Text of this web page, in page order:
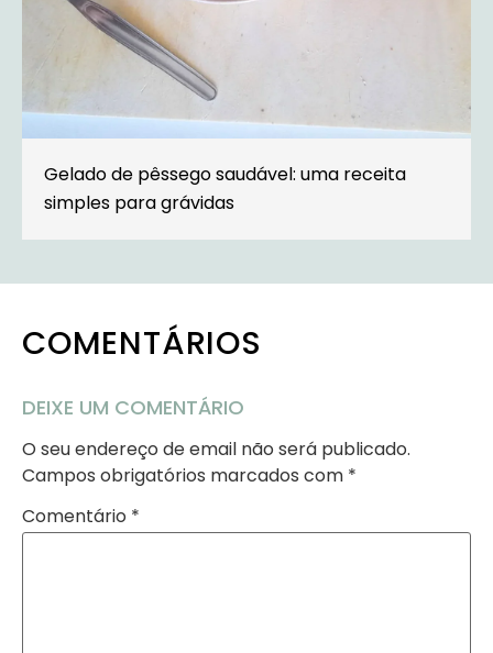
Gelado de pêssego saudável: uma receita
simples para grávidas
COMENTÁRIOS
DEIXE UM COMENTÁRIO
O seu endereço de email não será publicado.
Campos obrigatórios marcados com *
Comentário *